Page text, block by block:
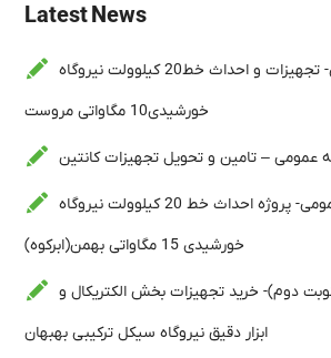
Latest News
مناقصه عمومی- تجهیزات و احداث خط20 کیلوولت نیروگاه
خورشیدی10 مگاواتی مروست
عمومی – تامین و تحویل تجهیزات کانتین
مناقصه عمومی- پروژه احداث خط 20 کیلوولت نیروگاه
خورشیدی 15 مگاواتی بهمن(ابرکوه)
دوم)- خرید تجهیزات بخش الکتریکال و
ابزار دقیق نیروگاه سیکل ترکیبی بهبهان